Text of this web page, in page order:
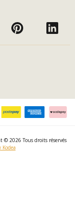
© 2026 Tous droits réservés
Kodea